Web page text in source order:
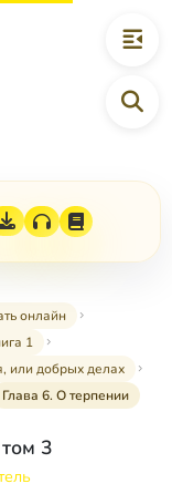
онлайн
1
или добрых делах
Глава 6. О терпении
3